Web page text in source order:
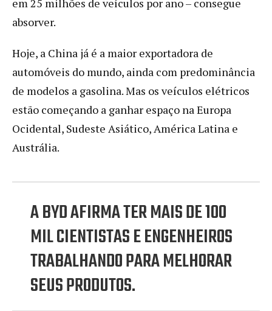
em 25 milhões de veículos por ano – consegue
absorver.
Hoje, a China já é a maior exportadora de
automóveis do mundo, ainda com predominância
de modelos a gasolina. Mas os veículos elétricos
estão começando a ganhar espaço na Europa
Ocidental, Sudeste Asiático, América Latina e
Austrália.
A BYD AFIRMA TER MAIS DE 100
MIL CIENTISTAS E ENGENHEIROS
TRABALHANDO PARA MELHORAR
SEUS PRODUTOS.